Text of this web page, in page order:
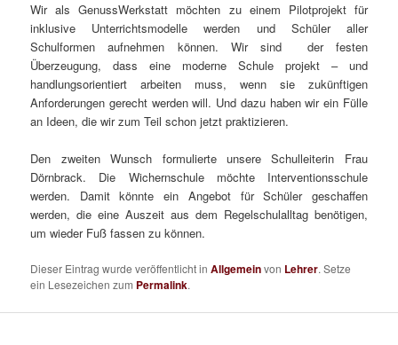
Wir als GenussWerkstatt möchten zu einem Pilotprojekt für
inklusive Unterrichtsmodelle werden und Schüler aller
Schulformen aufnehmen können. Wir sind der festen
Überzeugung, dass eine moderne Schule projekt – und
handlungsorientiert arbeiten muss, wenn sie zukünftigen
Anforderungen gerecht werden will. Und dazu haben wir ein Fülle
an Ideen, die wir zum Teil schon jetzt praktizieren.
Den zweiten Wunsch formulierte unsere Schulleiterin Frau
Dörnbrack. Die Wichernschule möchte Interventionsschule
werden. Damit könnte ein Angebot für Schüler geschaffen
werden, die eine Auszeit aus dem Regelschulalltag benötigen,
um wieder Fuß fassen zu können.
Dieser Eintrag wurde veröffentlicht inAllgemeinvon Lehrer. Setze
ein Lesezeichen zum Permalink.